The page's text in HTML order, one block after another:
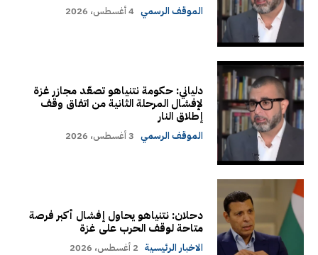
الموقف الرسمي 4 أغسطس، 2026
دلياني: حكومة نتنياهو تصعّد مجازر غزة
لإفشال المرحلة الثانية من اتفاق وقف
إطلاق النار
الموقف الرسمي 3 أغسطس، 2026
دحلان: نتنياهو يحاول إفشال أكبر فرصة
متاحة لوقف الحرب على غزة
الاخبار الرئيسية 2 أغسطس، 2026